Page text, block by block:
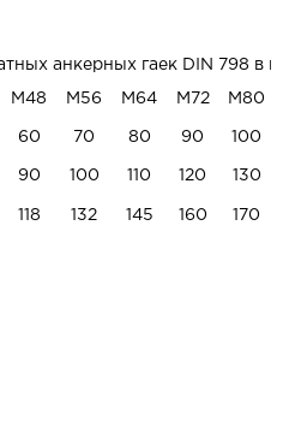
анкерных гаек DIN 798 в
М48 М56 М64 М72 М80
60 70 80 90 100
90 100 110 120 130
118 132 145 160 170